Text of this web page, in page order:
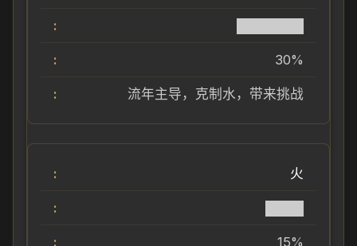
30%
流年主导，克制水，带来挑战
火
15%